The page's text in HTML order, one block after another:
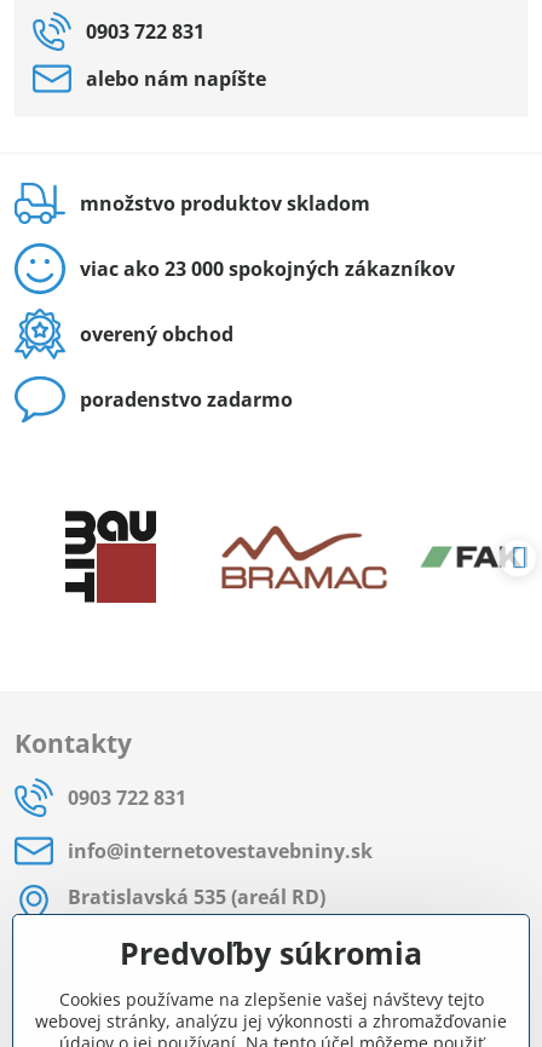
0903 722 831
alebo nám napíšte
množstvo produktov skladom
viac ako 23 000 spokojných zákazníkov
overený obchod
poradenstvo zadarmo
Kontakty
0903 722 831
info​@internetovestavebniny​.sk
Bratislavská 535 (areál RD)
Most pri Bratislave
Pon - Pia 8:00 - 11:30 a 12:15 - 15:30
Facebook
Predvoľby súkromia
Cookies používame na zlepšenie vašej návštevy tejto
webovej stránky, analýzu jej výkonnosti a zhromažďovanie